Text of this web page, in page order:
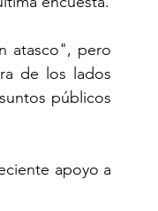
atasco", pero
de los lados
públicos
apoyo a